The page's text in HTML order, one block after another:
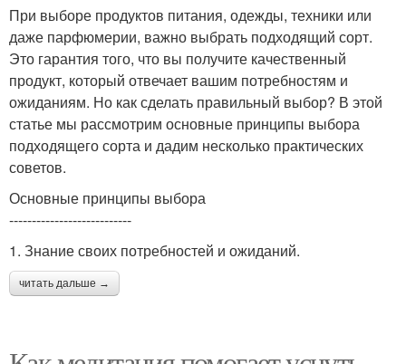
При выборе продуктов питания, одежды, техники или
даже парфюмерии, важно выбрать подходящий сорт.
Это гарантия того, что вы получите качественный
продукт, который отвечает вашим потребностям и
ожиданиям. Но как сделать правильный выбор? В этой
статье мы рассмотрим основные принципы выбора
подходящего сорта и дадим несколько практических
советов.
Основные принципы выбора
---------------------------
1. Знание своих потребностей и ожиданий.
читать дальше →